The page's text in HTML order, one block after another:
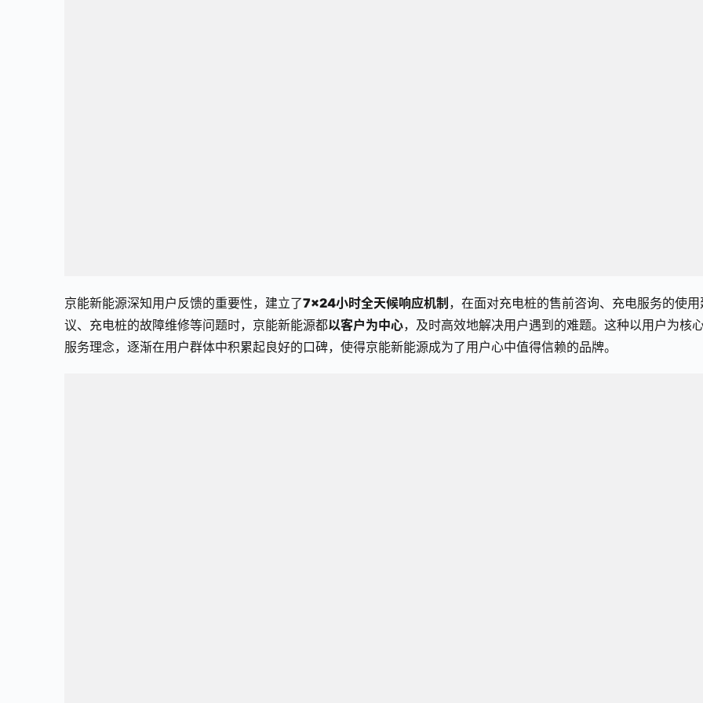
京能新能源深知用户反馈的重要性，建立了7×24小时全天候响应机制，在面对充电桩的售前咨询、充电服务的使用
议、充电桩的故障维修等问题时，京能新能源都以客户为中心，及时高效地解决用户遇到的难题。这种以用户为核
服务理念，逐渐在用户群体中积累起良好的口碑，使得京能新能源成为了用户心中值得信赖的品牌。